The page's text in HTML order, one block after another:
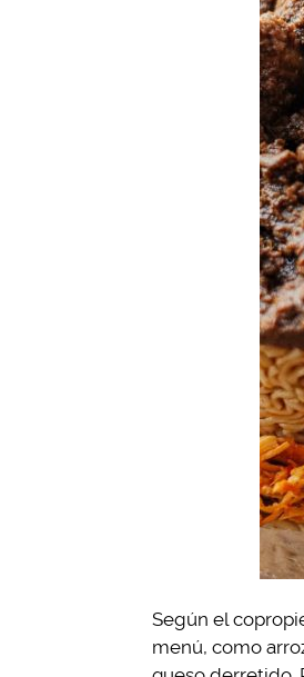
Según el
menú, como